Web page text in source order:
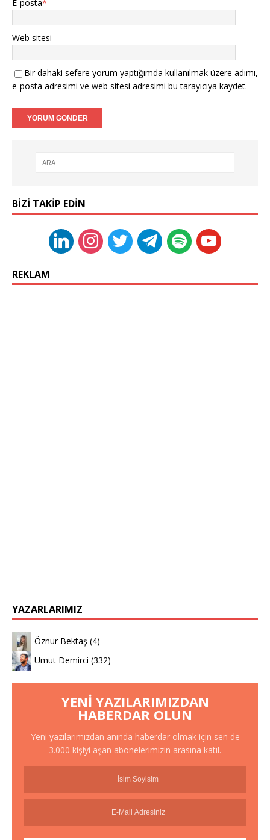
E-posta*
Web sitesi
Bir dahaki sefere yorum yaptığımda kullanılmak üzere adımı,
e-posta adresimi ve web sitesi adresimi bu tarayıcıya kaydet.
BIZI TAKIP EDIN
REKLAM
YAZARLARIMIZ
Öznur Bektaş (4)
Umut Demirci (332)
YENI YAZILARIMIZDAN
HABERDAR OLUN
Yeni yazılarımızdan anında haberdar olmak için sen de
3.000 kişiyi aşan abonelerimizin arasına katıl.